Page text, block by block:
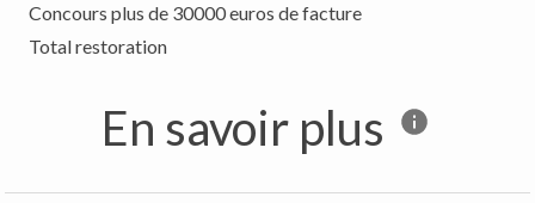
Concours plus de 30000 euros de facture
Total restoration
En savoir plus